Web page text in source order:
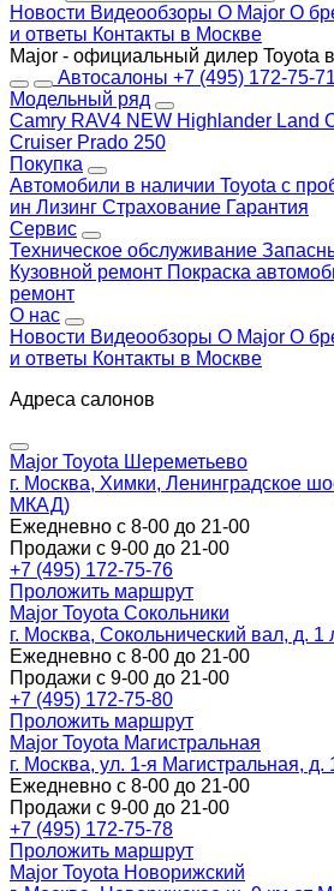
Новости Видеообзоры О Major О
и ответы Контакты в Москве
Major - официальный дилер Toyota
Автосалоны +7 (495) 172-75-71
Модельный ряд
Camry RAV4 NEW Highlander Land
Cruiser Prado 250
Покупка
Автомобили в наличии Toyota с
ин Лизинг Страхование Гарантия
Сервис
Техническое обслуживание
Кузовной ремонт Покраска
ремонт
О нас
Новости Видеообзоры О Major О
и ответы Контакты в Москве
Адреса салонов
Major Toyota Шереметьево
г. Москва, Химки, Ленинградское
МКАД)
Ежедневно с 8-00 до 21-00
Продажи с 9-00 до 21-00
+7 (495) 172-75-76
Проложить маршрут
Major Toyota Сокольники
г. Москва, Сокольнический вал, д. 1
Ежедневно с 8-00 до 21-00
Продажи с 9-00 до 21-00
+7 (495) 172-75-80
Проложить маршрут
Major Toyota Магистральная
г. Москва, ул. 1-я Магистральная, д.
Ежедневно с 8-00 до 21-00
Продажи с 9-00 до 21-00
+7 (495) 172-75-78
Проложить маршрут
Major Toyota Новорижский